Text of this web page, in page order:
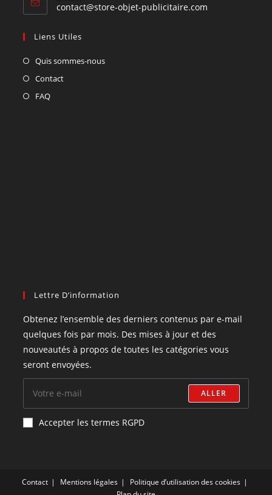
contact@store-objet-publicitaire.com
Liens Utiles
Quis sommes-nous
Contact
FAQ
Lettre D’information
Obtenez l’ensemble des derniers contenus par e-mail
quelques fois par mois. Des mises à jour et des
nouveautés à propos de toutes les catégories vous
seront envoyées.
ALLER
Accepter les termes RGPD
Contact Mentions légales
Politique d’utilisation des cookies